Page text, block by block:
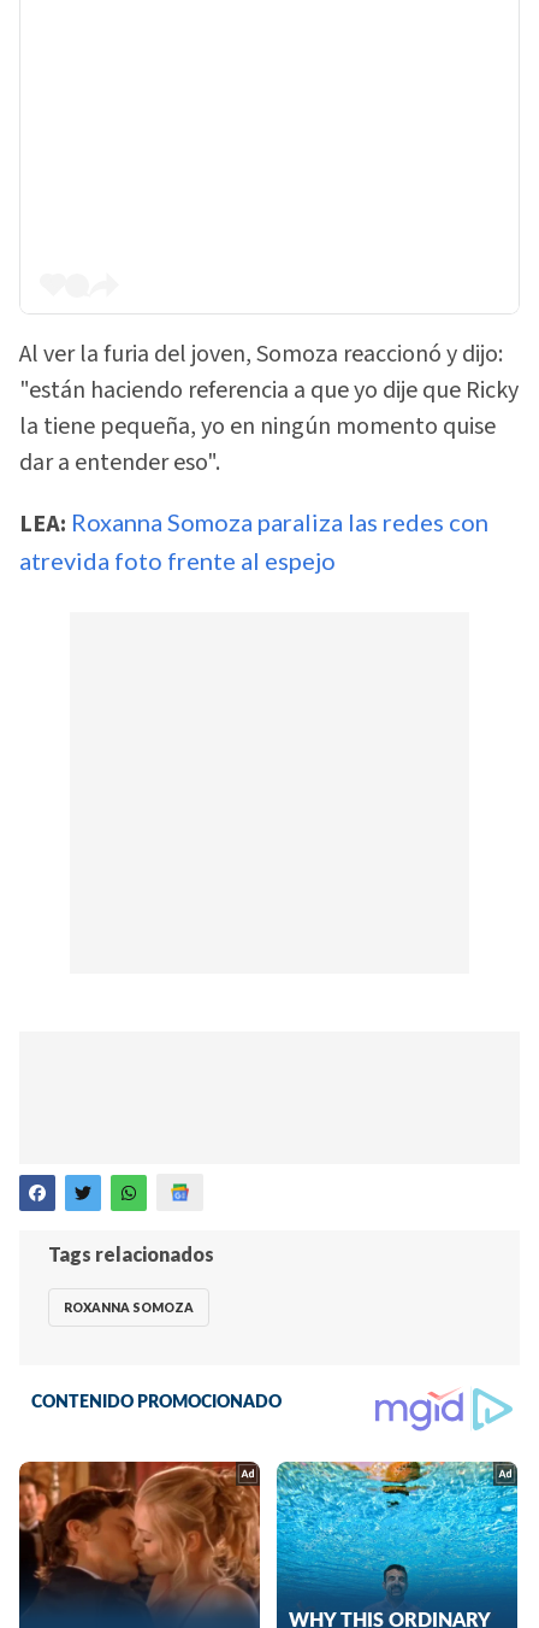
Al ver la furia del joven, Somoza reaccionó y dijo:
"están haciendo referencia a que yo dije que Ricky
la tiene pequeña, yo en ningún momento quise
dar a entender eso".
LEA: Roxanna Somoza paraliza las redes con
atrevida foto frente al espejo
Tags relacionados
ROXANNA SOMOZA